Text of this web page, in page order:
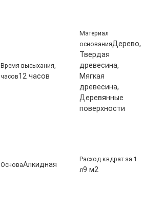
Время высыхания,
часов12 часов
Материал
основанияДерево,
Твердая
древесина,
Мягкая
древесина,
Деревянные
поверхности
ОсноваАлкидная
Расход квдрат за 1
л9 м2